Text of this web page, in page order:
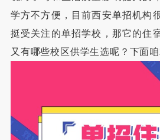
学方不方便，目前西安单招机构
挺受关注的单招学校，那它的住
又有哪些校区供学生选呢？下面